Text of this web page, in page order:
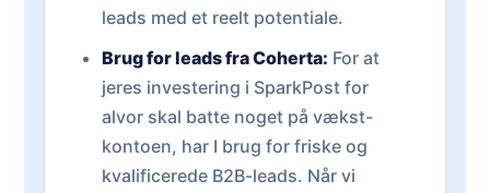
leads med et reelt potentiale.
Brug for leads fra Coherta: For at
jeres investering i SparkPost for
alvor skal batte noget på vækst-
kontoen, har I brug for friske og
kvalificerede B2B-leads. Når vi